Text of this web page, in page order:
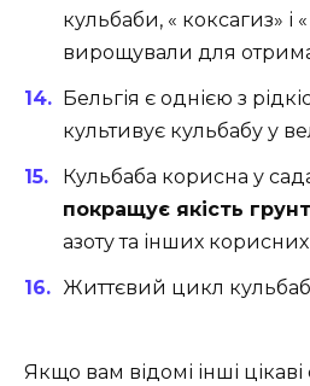
кульбаби, « коксагиз» і
вирощували для
Бельгія є однією з
культивує кульбабу у
Кульбаба корисна у
покращує якість
азоту та інших
Життєвий цикл
Якщо вам відомі інші